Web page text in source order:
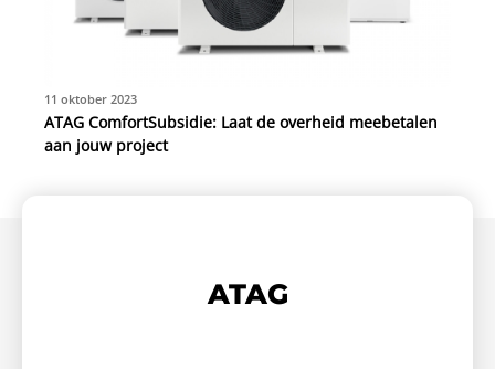
ATAG
ATAG ComfortSubsidie: Laat de overheid meebetalen
aan jouw project
11 oktober 2023